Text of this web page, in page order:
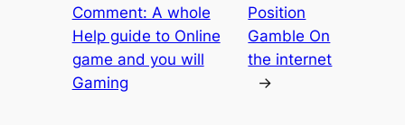
Comment: A whole
Help guide to Online
game and you will
Gaming
Position
Gamble On
the internet
→